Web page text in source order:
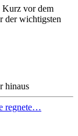
Kurz vor dem
der wichtigsten
hinaus